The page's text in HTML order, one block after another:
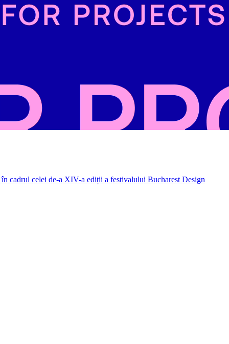
cadrul celei de-a XIV-a ediții a festivalului Bucharest Design